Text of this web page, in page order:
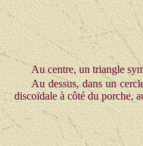
Au centre, un triangle
Au dessus, dans un
discoïdale à côté du porche,